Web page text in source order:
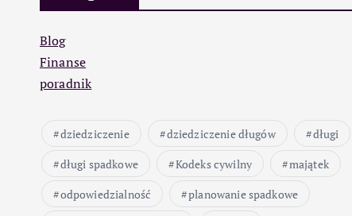
Blog
Finanse
poradnik
dziedziczenie dziedziczenie długów
długi
długi spadkowe
Kodeks cywilny
majątek
odpowiedzialność
planowanie spadkowe